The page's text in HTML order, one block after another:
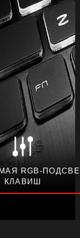
RGB-
КЛАВИШ